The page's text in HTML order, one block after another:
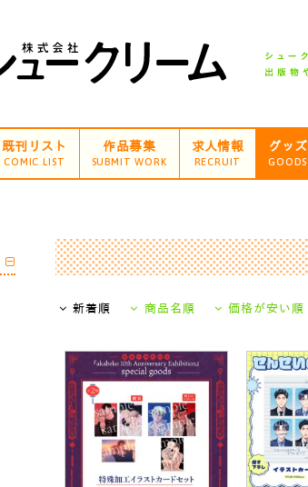
既刊リスト
COMIC LIST
作品募集
SUBMIT WORK
求人情報
RECRUIT
グッズ
GOODS
新着順 商品名順 価格が安い順